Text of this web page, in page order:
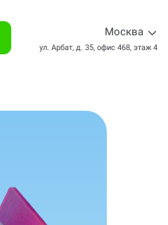
Москва
ул. Арбат, д. 35, офис 468, этаж 4